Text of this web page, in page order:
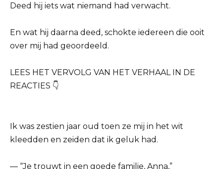
Deed hij iets wat niemand had verwacht.
En wat hij daarna deed, schokte iedereen die ooit
over mij had geoordeeld.
LEES HET VERVOLG VAN HET VERHAAL IN DE
REACTIES 👇
Ik was zestien jaar oud toen ze mij in het wit
kleedden en zeiden dat ik geluk had.
— “Je trouwt in een goede familie, Anna,”